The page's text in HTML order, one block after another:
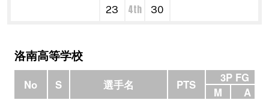
23
4th 30
洛南高等学校
No S 選手名 PTS
3P FG
M
A